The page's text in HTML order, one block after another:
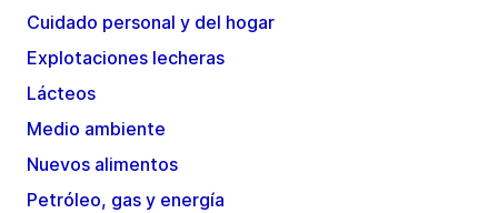
Cuidado personal y del hogar
Explotaciones lecheras
Lácteos
Medio ambiente
Nuevos alimentos
Petróleo, gas y energía